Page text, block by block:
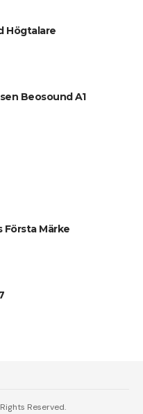
Högtalare
Beosound A1
Första Märke
Reserved.